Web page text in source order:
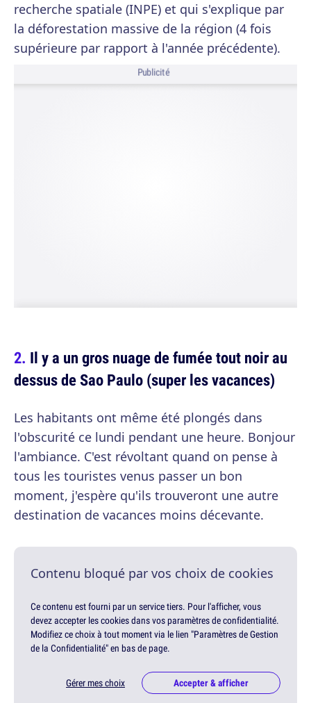
recherche spatiale (INPE) et qui s'explique par
la déforestation massive de la région (4 fois
supérieure par rapport à l'année précédente).
Publicité
Il y a un gros nuage de fumée tout noir au
dessus de Sao Paulo (super les vacances)
Les habitants ont même été plongés dans
l'obscurité ce lundi pendant une heure. Bonjour
l'ambiance. C'est révoltant quand on pense à
tous les touristes venus passer un bon
moment, j'espère qu'ils trouveront une autre
destination de vacances moins décevante.
Contenu bloqué par vos choix de cookies
Ce contenu est fourni par un service tiers. Pour l'afficher, vous
devez accepter les cookies dans vos paramètres de confidentialité.
Modifiez ce choix à tout moment via le lien "Paramètres de Gestion
de la Confidentialité" en bas de page.
Gérer mes choix Accepter & afficher